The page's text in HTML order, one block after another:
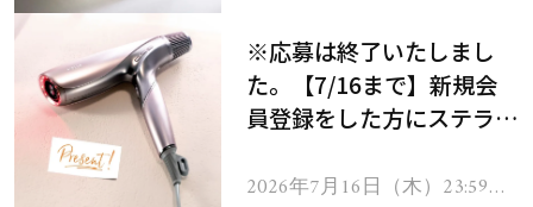
※応募は終了いたしまし
た。【7/16まで】新規会
員登録をした方にステラボ
ヘアドライヤー ジュエル
2026年7月16日（木）23:59ま